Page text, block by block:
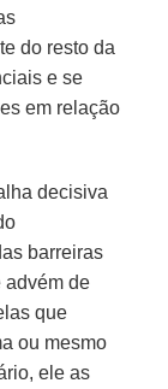
do resto da
e se
em relação
decisiva
barreiras
advém de
que
ou mesmo
ele as